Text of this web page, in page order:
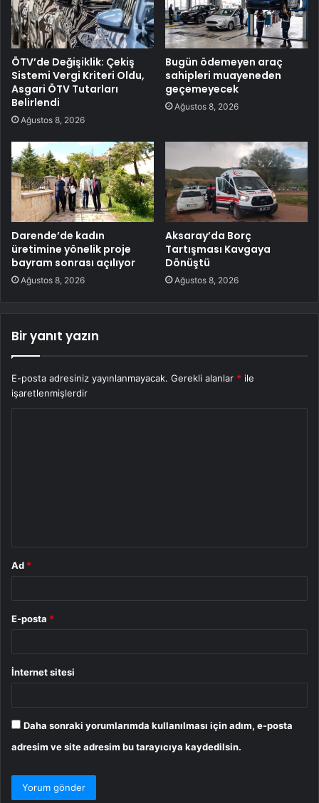
ÖTV’de Değişiklik: Çekiş
Sistemi Vergi Kriteri Oldu,
Asgari ÖTV Tutarları
Belirlendi
Ağustos 8, 2026
Bugün ödemeyen araç
sahipleri muayeneden
geçemeyecek
Ağustos 8, 2026
Darende’de kadın
üretimine yönelik proje
bayram sonrası açılıyor
Ağustos 8, 2026
Aksaray’da Borç
Tartışması Kavgaya
Dönüştü
Ağustos 8, 2026
Bir yanıt yazın
E-posta adresiniz yayınlanmayacak. Gerekli alanlar * ile
işaretlenmişlerdir
Ad *
E-posta *
İnternet sitesi
Daha sonraki yorumlarımda kullanılması için adım, e-posta
adresim ve site adresim bu tarayıcıya kaydedilsin.